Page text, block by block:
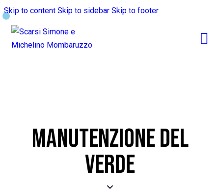
Skip to content Skip to sidebar Skip to footer
MANUTENZIONE DEL
VERDE